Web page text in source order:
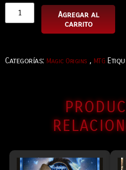
Agregar al
carrito
Categorías: Magic Origins , MTG